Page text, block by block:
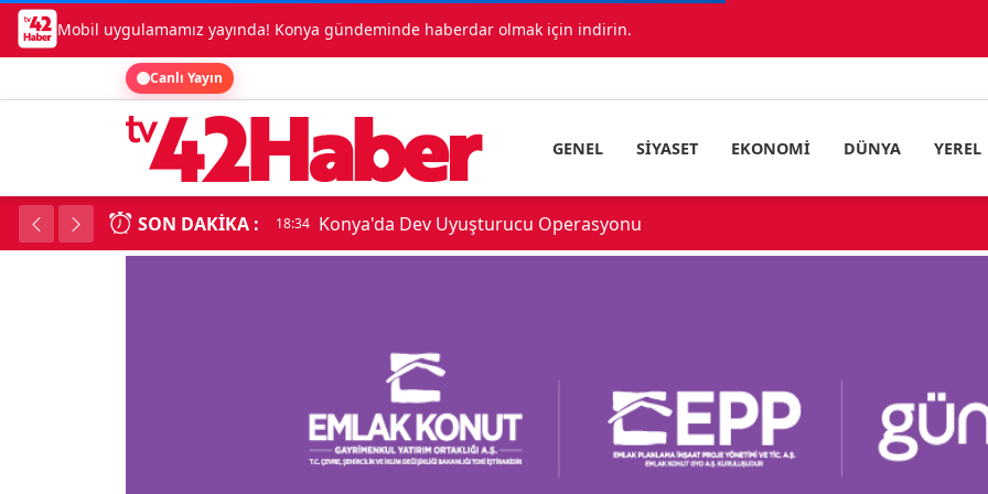
Mobil uygulamamız yayında! Konya gündeminde haberdar olmak için indirin.
Canlı Yayın
GENEL SIYASET EKONOMI DÜNYA YEREL
SON DAKIKA : 18:34 Konya'da Dev Uyuşturucu Operasyonu